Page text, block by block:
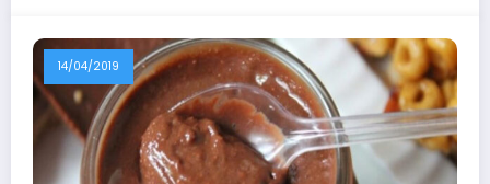
14/04/2019